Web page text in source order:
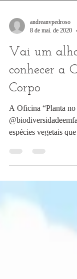
8 de mai. de 2020
Vai um
conhecer a
Corpo
A Oficina “Planta no
espécies vegetais